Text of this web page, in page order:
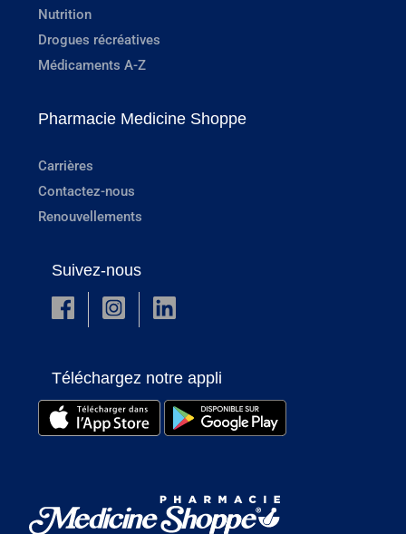
Nutrition
Drogues récréatives
Médicaments A-Z
Pharmacie Medicine Shoppe
Carrières
Contactez-nous
Renouvellements
Suivez-nous
Téléchargez notre appli